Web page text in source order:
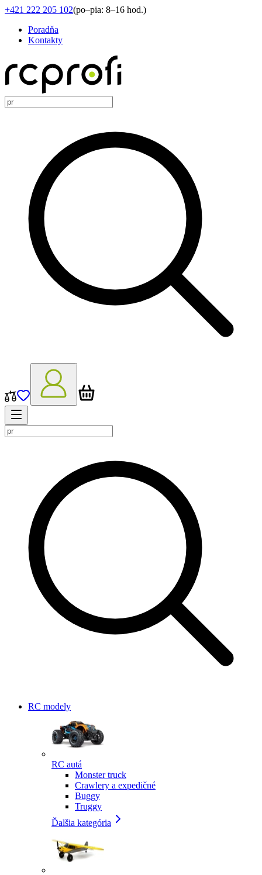
+421 222 205 102(po–pia: 8–16 hod.)
Poradňa
Kontakty
RC modely
RC autá
Monster truck
Crawlery a expedičné
Buggy
Truggy
Ďalšia kategória